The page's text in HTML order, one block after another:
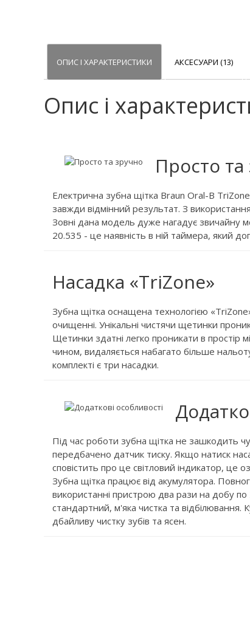
ОПИС І ХАРАКТЕРИСТИКИ АКСЕСУАРИ (13)
Опис і
Просто
Електрична зубна щітка Braun Oral-B
завжди відмінний результат. З
Зовні дана модель дуже нагадує звичайну
20.535 - це наявність в ній таймера, який
Насадка «TriZone»
Зубна щітка оснащена технологією
очищенні. Унікальні чистячи щетинки
Щетинки здатні легко проникати в простір
чином, видаляється набагато більше
комплекті є три насадки.
Під час роботи зубна щітка не зашкодить
передбачено датчик тиску. Якщо натиск
сповістить про це світловий індикатор,
Зубна щітка працює від акумулятора.
використанні пристрою два рази на добу
стандартний, м'яка чистка та
дбайливу чистку зубів та ясен.